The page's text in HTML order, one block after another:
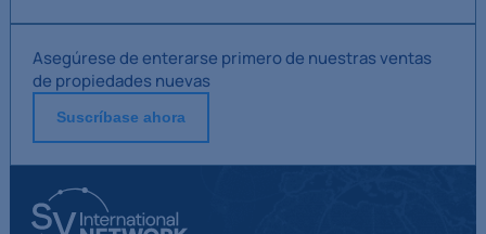
Asegúrese de enterarse primero de nuestras ventas
de propiedades nuevas
Suscríbase ahora